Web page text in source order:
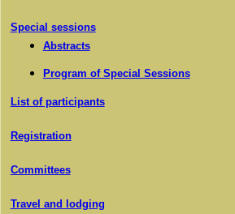
Special sessions
Abstracts
Program of Special Sessions
List of participants
Registration
Committees
Travel and lodging